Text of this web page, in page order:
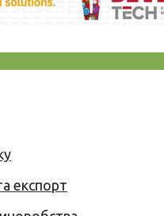
експорт